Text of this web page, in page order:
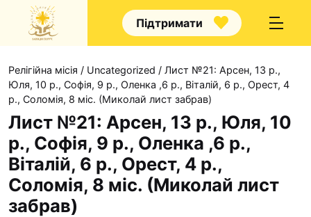
Підтримати
Про нас
Капелани
Волонтерство
Релігійна місія / Uncategorized / Лист №21: Арсен, 13 р.,
Юля, 10 р., Софія, 9 р., Оленка ,6 р., Віталій, 6 р., Орест, 4
р., Соломія, 8 міс. (Миколай лист забрав)
Лист №21: Арсен, 13 р., Юля, 10
р., Софія, 9 р., Оленка ,6 р.,
Віталій, 6 р., Орест, 4 р.,
Соломія, 8 міс. (Миколай лист
забрав)